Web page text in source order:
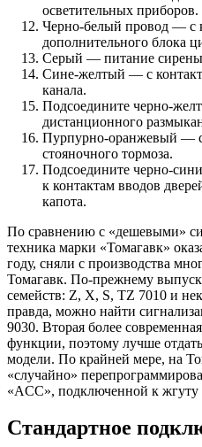
осветительных приборов.
Черно-белый провод — с
дополнительного блока
Серый — питание
Сине-желтый — с
канала.
Подсоедините черно-
дистанционного
Пурпурно-оранжевый —
стояночного тормоза.
Подсоедините черно-
к контактам вводов
капота.
По сравнению с «дешевыми»
техника марки «Томагавк»
году, сняли с производства
Томагавк. По-прежнему
семейств: Z, X, S, TZ 7010 и
правда, можно найти
9030. Вторая более
функции, поэтому лучше
модели. По крайней мере, на
«случайно»
«ACC», подключенной к жгуту
Стандартное